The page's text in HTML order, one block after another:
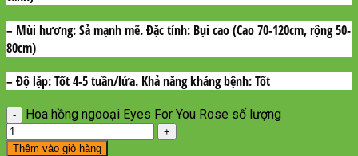
– Mùi hương:Sả mạnh mẽ.Đặc tính: Bụi cao (Cao 70-120cm, rộng 50-
80cm)
– Độ lặp:Tốt 4-5 tuần/lứa. Khả năng kháng bệnh: Tốt
Hoa hồng ngooại Eyes For You Rose số lượng
Thêm vào giỏ hàng